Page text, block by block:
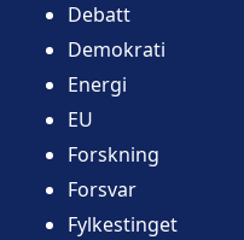
Debatt
Demokrati
Energi
EU
Forskning
Forsvar
Fylkestinget